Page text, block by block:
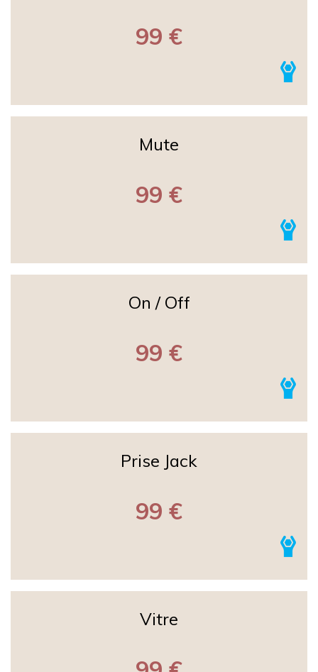
99 €
Mute
99 €
On / Off
99 €
Prise Jack
99 €
Vitre